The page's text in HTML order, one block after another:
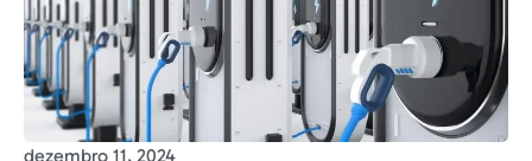
dezembro 11, 2024